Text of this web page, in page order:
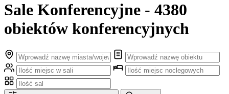
Sale Konferencyjne - 4380
obiektów konferencyjnych